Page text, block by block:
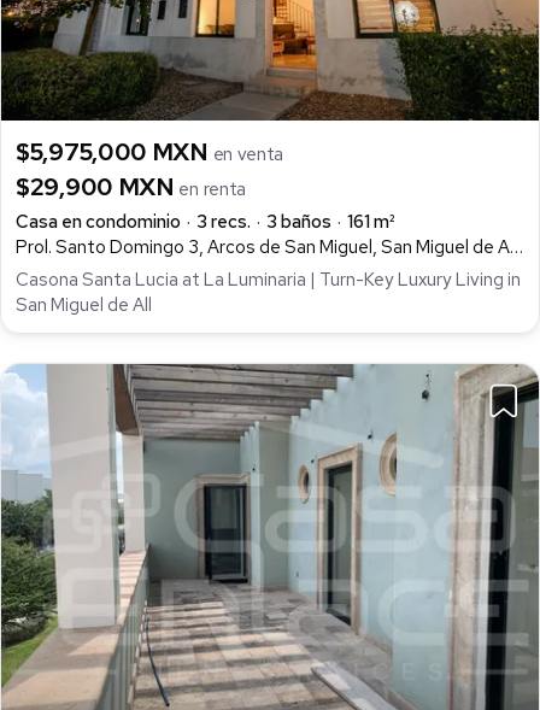
$5,975,000 MXN en venta
$29,900 MXN en renta
Casa en condominio
3 recs. 3 baños
161 m²
Prol. Santo Domingo 3, Arcos de San Miguel, San Miguel de Allende
Casona Santa Lucia at La Luminaria | Turn-Key Luxury Living in
San Miguel de All